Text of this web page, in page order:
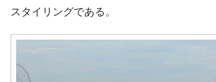
スタイリングである。